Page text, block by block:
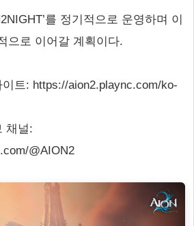
를 정기적으로 운영하며 이
으로 이어갈 계획이다.
트: https://aion2.plaync.com/ko-
채널:
@AION2